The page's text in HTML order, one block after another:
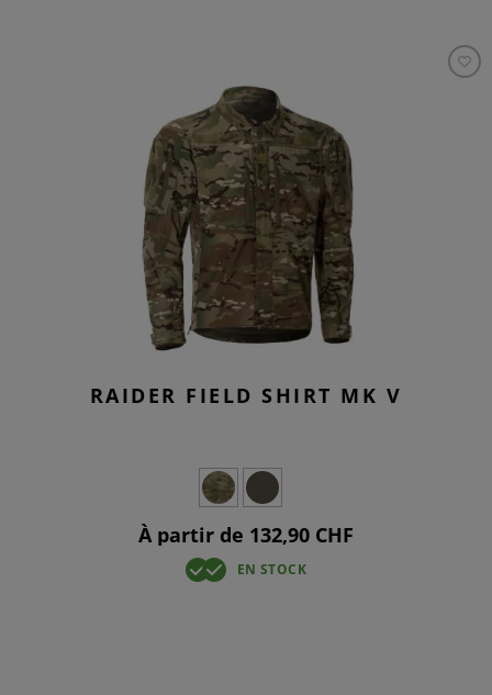
RAIDER FIELD SHIRT MK V
À partir de 132,90 CHF
EN STOCK